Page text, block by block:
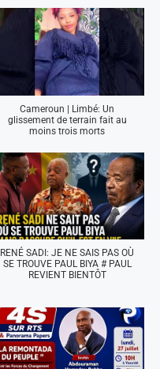
Cameroun | Limbé: Un
glissement de terrain fait au
moins trois morts
RENÉ SADI: JE NE SAIS PAS OÙ
SE TROUVE PAUL BIYA # PAUL
REVIENT BIENTÔT